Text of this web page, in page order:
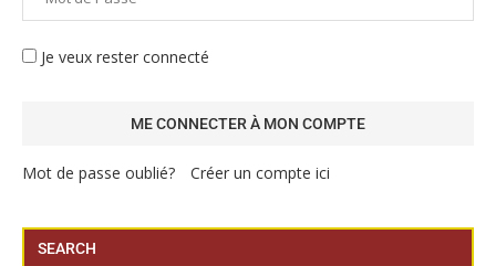
Je veux rester connecté
Mot de passe oublié? Créer un compte ici
SEARCH